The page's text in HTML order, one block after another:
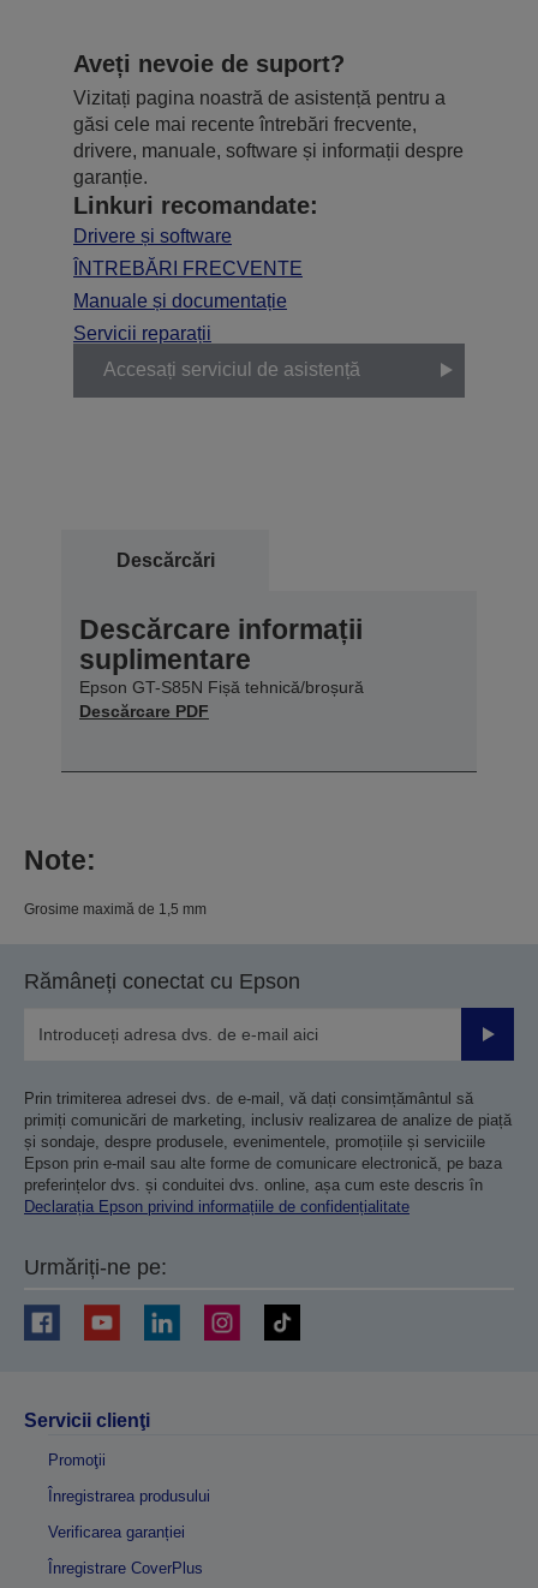
Aveți nevoie de suport?
Vizitați pagina noastră de asistență pentru a
găsi cele mai recente întrebări frecvente,
drivere, manuale, software și informații despre
garanție.
Linkuri recomandate:
Drivere și software
ÎNTREBĂRI FRECVENTE
Manuale și documentație
Servicii reparații
Accesați serviciul de asistență
Descărcări
Descărcare informații
suplimentare
Epson GT-S85N Fișă tehnică/broșură
Descărcare PDF
Note:
Grosime maximă de 1,5 mm
Rămâneți conectat cu Epson
Prin trimiterea adresei dvs. de e-mail, vă dați consimțământul să
primiți comunicări de marketing, inclusiv realizarea de analize de piață
și sondaje, despre produsele, evenimentele, promoțiile și serviciile
Epson prin e-mail sau alte forme de comunicare electronică, pe baza
preferințelor dvs. și conduitei dvs. online, așa cum este descris în
Declarația Epson privind informațiile de confidențialitate
Urmăriți-ne pe:
Servicii clienţi
Promoţii
Înregistrarea produsului
Verificarea garanției
Înregistrare CoverPlus